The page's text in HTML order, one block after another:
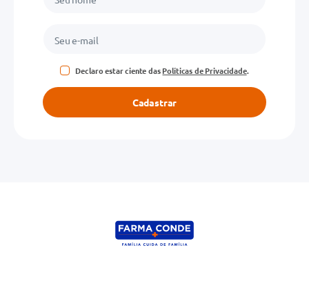
Declaro estar ciente dasPolíticas de Privacidade.
Cadastrar